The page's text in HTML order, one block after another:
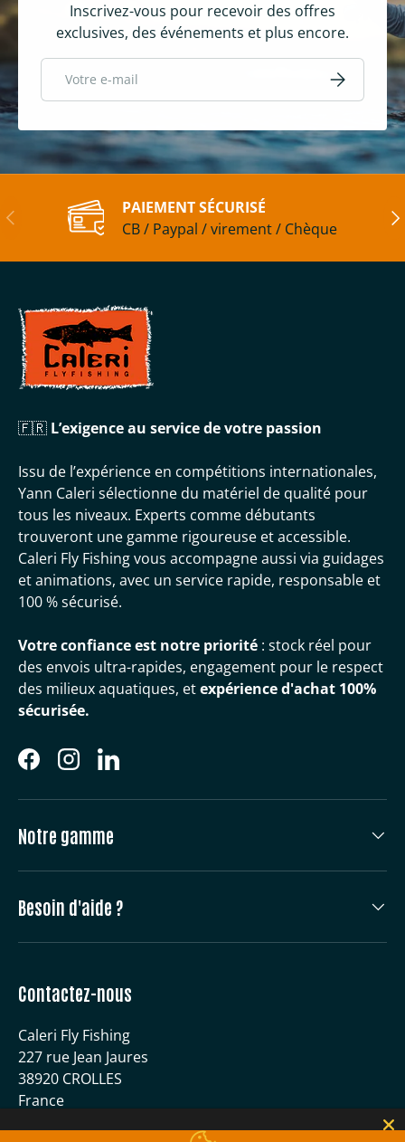
Inscrivez-vous pour recevoir des offres
exclusives, des événements et plus encore.
S’inscrire
Précédent
PAIEMENT SÉCURISÉ
CB / Paypal / virement / Chèque
🇫🇷 L’exigence au service de votre passion
Issu de l’expérience en compétitions internationales,
Yann Caleri sélectionne du matériel de qualité pour
tous les niveaux. Experts comme débutants
trouveront une gamme rigoureuse et accessible.
Caleri Fly Fishing vous accompagne aussi via guidages
et animations, avec un service rapide, responsable et
100 % sécurisé.
Votre confiance est notre priorité : stock réel pour
des envois ultra-rapides, engagement pour le respect
des milieux aquatiques, etexpérience d'achat 100%
sécurisée.
FacebookInstagramLinkedIn
Notre gamme
Besoin d'aide ?
Contactez-nous
Caleri Fly Fishing
227 rue Jean Jaures
38920 CROLLES
France